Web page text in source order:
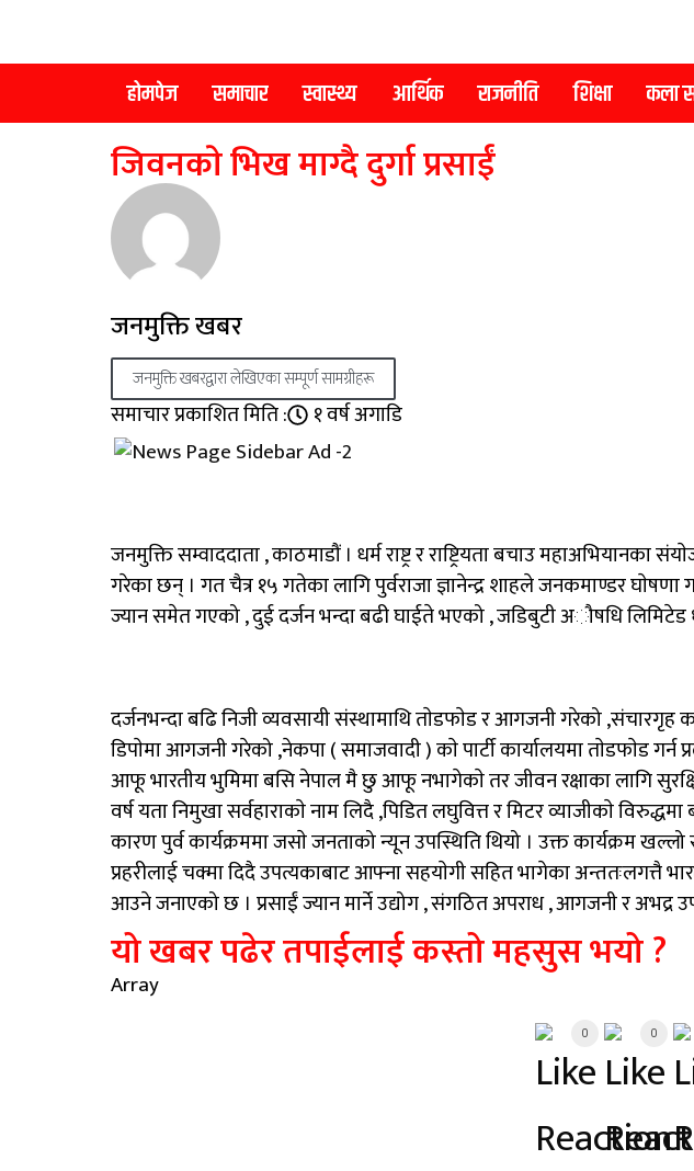
होमपेज समाचार स्वास्थ्य आर्थिक राजनीति शिक्षा कला
जिवनकाे भिख माग्दै दुर्गा प्रसाईं
जनमुक्ति खबर
जनमुक्ति खबरद्वारा लेखिएका सम्पूर्ण सामग्रीहरू
समाचार प्रकाशित मिति : १ वर्ष अगाडि
जनमुक्ति सम्वाददाता , काठमाडौं । धर्म राष्ट्र र राष्ट्रियता बचाउ
गरेका छन् । गत चैत्र १५ गतेका लागि पुर्वराजा ज्ञानेन्द्र शाहले जनकमाण्डर
ज्यान समेत गएको , दुई दर्जन भन्दा बढी घाईते भएको , जडिबुटी अौषधि लिमिटेड
दर्जनभन्दा बढि निजी व्यवसायी संस्थामाथि ताेडफाेड र आगजनी गरेको ,संचारगृह
डिपाेमा आगजनी गरेको ,नेकपा ( समाजवादी ) काे पार्टी कार्यालयमा ताेडफाेड गर्न
आफू भारतीय भुमिमा बसि नेपाल मै छु आफू नभागेकाे तर जीवन रक्षाका लागि
वर्ष यता निमुखा सर्वहाराकाे नाम लिदै ,पिडित लघुवित्त र मिटर व्याजीकाे
कारण पुर्व कार्यक्रममा जसाे जनताको न्यून उपस्थिति थियो । उक्त कार्यक्रम
प्रहरीलाई चक्मा दिदै उपत्यकाबाट आफ्ना सहयाेगी सहित भागेका अन्ततःलगत्तै
आउने जनाएको छ । प्रसाईं ज्यान मार्ने उद्योग , संगठित अपराध , आगजनी र अभद्र
यो खबर पढेर तपाईलाई कस्तो महसुस भयो ?
Array
0 0